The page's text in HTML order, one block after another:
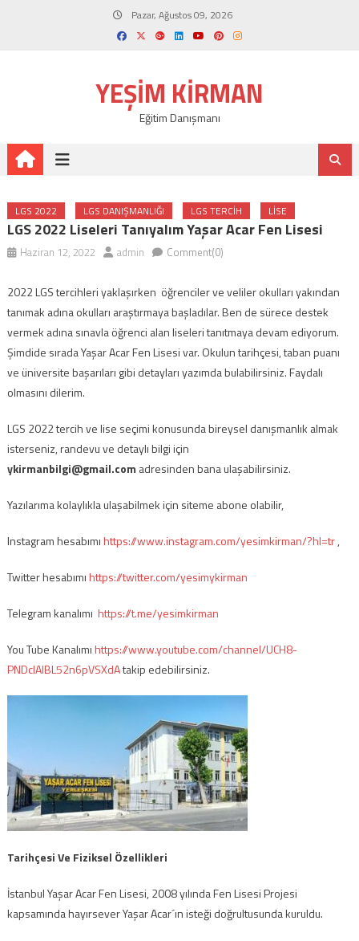
Pazar, Ağustos 09, 2026
YEŞIM KIRMAN
Eğitim Danışmanı
LGS 2022 LGS DANIŞMANLIĞI LGS TERCIH LISE
LGS 2022 Liseleri Tanıyalım Yaşar Acar Fen Lisesi
Haziran 12, 2022 admin Comment(0)
2022 LGS tercihleri yaklaşırken öğrenciler ve veliler okulları yakından
tanımak adına okulları araştırmaya başladılar. Ben de sürece destek
vermek adına sınavla öğrenci alan liseleri tanıtmaya devam ediyorum.
Şimdide sırada Yaşar Acar Fen Lisesi var. Okulun tarihçesi, taban puanı
ve üniversite başarıları gibi detayları yazımda bulabilirsiniz. Faydalı
olmasını dilerim.
LGS 2022 tercih ve lise seçimi konusunda bireysel danışmanlık almak
isterseniz, randevu ve detaylı bilgi için
ykirmanbilgi@gmail.com adresinden bana ulaşabilirsiniz.
Yazılarıma kolaylıkla ulaşabilmek için siteme abone olabilir,
Instagram hesabımıhttps://www.instagram.com/yesimkirman/?hl=tr,
Twitter hesabımıhttps://twitter.com/yesimykirman
Telegram kanalımı https://t.me/yesimkirman
You Tube Kanalımıhttps://www.youtube.com/channel/UCH8-
PNDcIAlBL52n6pVSXdAtakip edebilirsiniz.
Tarihçesi Ve Fiziksel Özellikleri
İstanbul Yaşar Acar Fen Lisesi, 2008 yılında Fen Lisesi Projesi
kapsamında hayırsever Yaşar Acar´ın isteği doğrultusunda kuruldu.